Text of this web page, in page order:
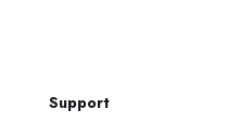
Support